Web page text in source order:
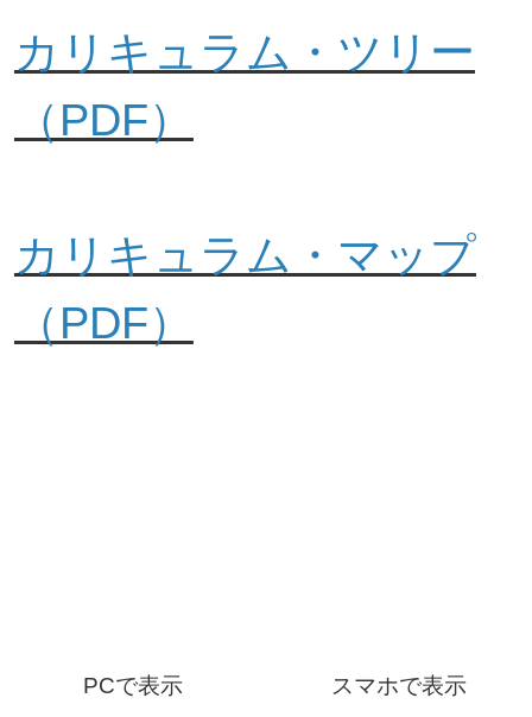
カリキュラム・ツリー
（PDF）
カリキュラム・マップ
（PDF）
PCで表示 スマホで表示